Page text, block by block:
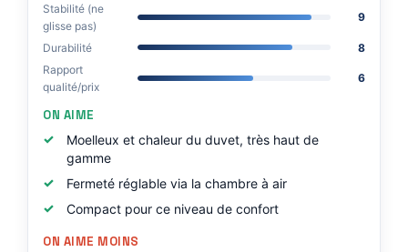
Stabilité (ne
glisse pas)
9
Durabilité
8
Rapport
qualité/prix
6
ON AIME
Moelleux et chaleur du duvet, très haut de
gamme
Fermeté réglable via la chambre à air
Compact pour ce niveau de confort
ON AIME MOINS